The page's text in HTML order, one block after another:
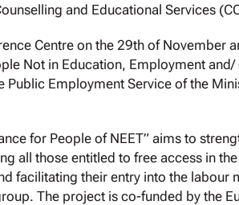
and Educational Services
Centre on the 29th of November
Not in Education, Employment
Employment Service of the
for People of NEET” aims to
all those entitled to free access in
facilitating their entry into the labour
The project is co-funded by the